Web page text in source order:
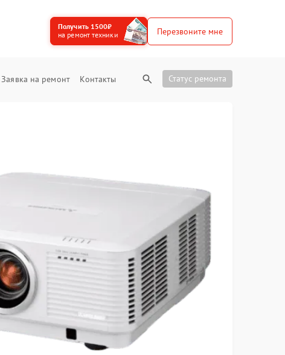
Получить 1500₽
на ремонт техники
Перезвоните мне
Заявка на ремонт Контакты Статус ремонта